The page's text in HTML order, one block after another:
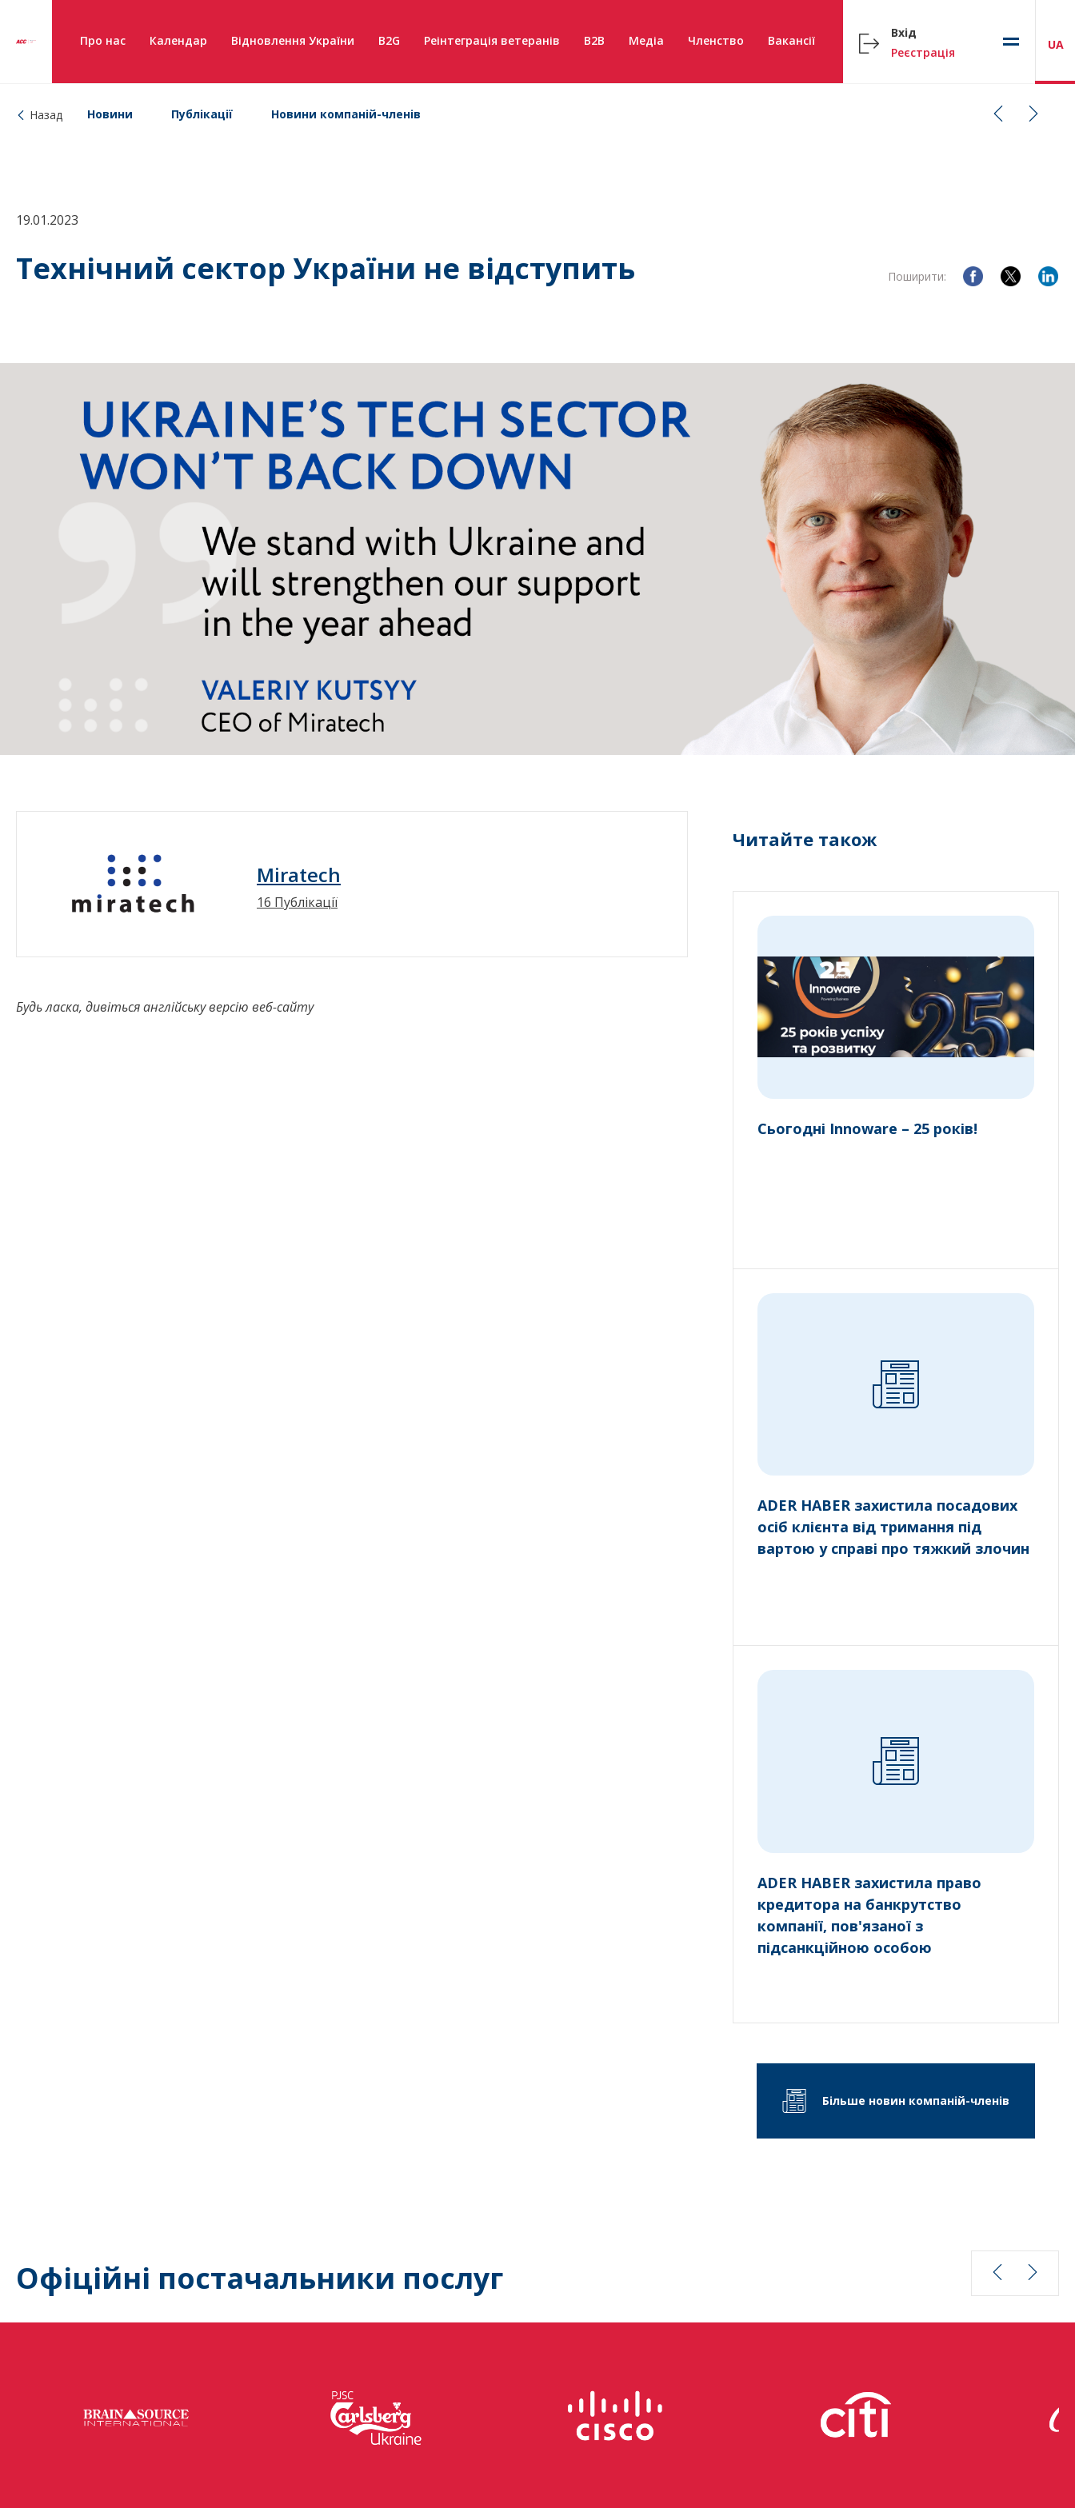
Про нас Календар Відновлення України B2G Реінтеграція ветеранів B2B Медіа Членство Вакансії
Вхід
Реєстрація
UA
Назад Новини Публікації Новини компаній-членів
19.01.2023
Технічний сектор України не відступить Поширити:
Miratech
16 Публікації
Будь ласка, дивіться англійську версію веб-сайту
Читайте також
Сьогодні Innoware – 25 років!
ADER HABER захистила посадових
осіб клієнта від тримання під
вартою у справі про тяжкий злочин
ADER HABER захистила право
кредитора на банкрутство
компанії, пов'язаної з
підсанкційною особою
Більше новин компаній-членів
Офіційні постачальники послуг